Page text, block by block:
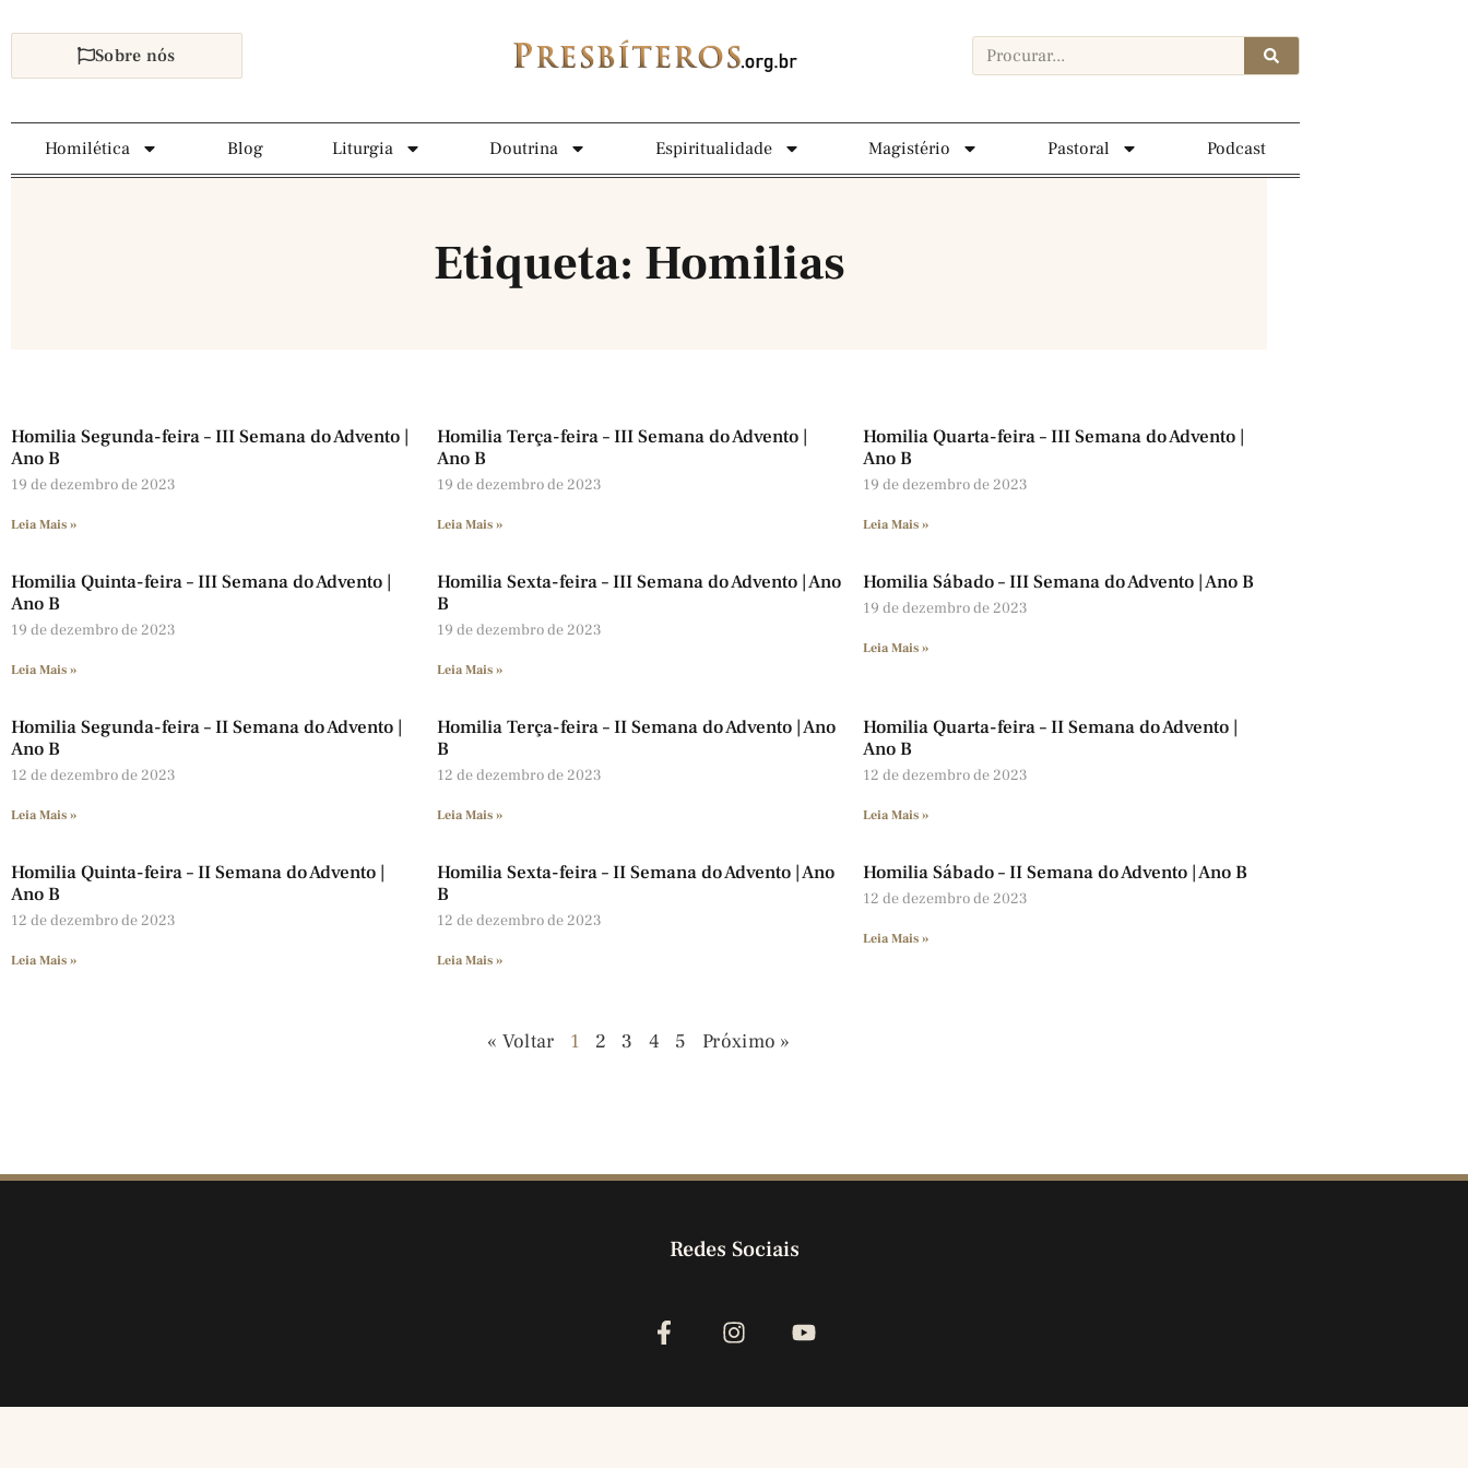
Sobre nós
Homilética Blog Liturgia Doutrina Espiritualidade Magistério Pastoral Podcast
Etiqueta: Homilias
Homilia Segunda-feira – III Semana do Advento |
Ano B
19 de dezembro de 2023
Leia Mais »
Homilia Terça-feira – III Semana do Advento |
Ano B
19 de dezembro de 2023
Leia Mais »
Homilia Quarta-feira – III Semana do Advento |
Ano B
19 de dezembro de 2023
Leia Mais »
Homilia Quinta-feira – III Semana do Advento |
Ano B
19 de dezembro de 2023
Leia Mais »
Homilia Sexta-feira – III Semana do Advento | Ano
B
19 de dezembro de 2023
Leia Mais »
Homilia Sábado – III Semana do Advento | Ano B
19 de dezembro de 2023
Leia Mais »
Homilia Segunda-feira – II Semana do Advento |
Ano B
12 de dezembro de 2023
Leia Mais »
Homilia Terça-feira – II Semana do Advento | Ano
B
12 de dezembro de 2023
Leia Mais »
Homilia Quarta-feira – II Semana do Advento |
Ano B
12 de dezembro de 2023
Leia Mais »
Homilia Quinta-feira – II Semana do Advento |
Ano B
12 de dezembro de 2023
Leia Mais »
Homilia Sexta-feira – II Semana do Advento | Ano
B
12 de dezembro de 2023
Leia Mais »
Homilia Sábado – II Semana do Advento | Ano B
12 de dezembro de 2023
Leia Mais »
« Voltar 1 2 3 4 5 Próximo »
Redes Sociais